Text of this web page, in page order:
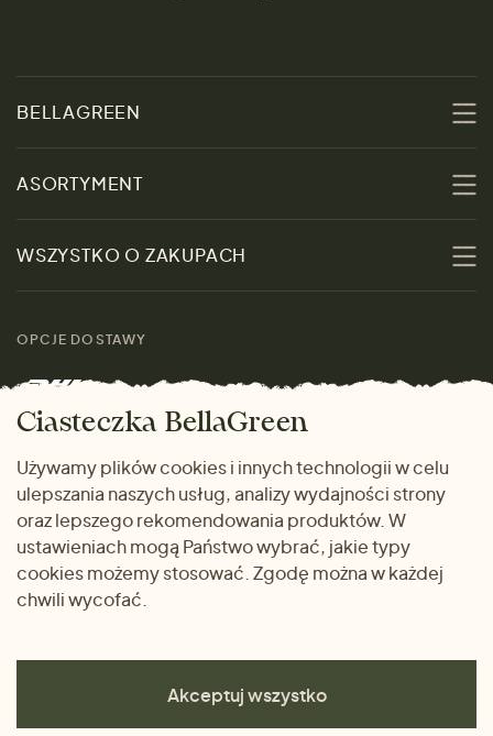
BELLAGREEN
O nas
Zrównoważoność
Skontaktuj się z nami
Marki
ASORTYMENT
Promocje
Kobiety
Mężczyźni
Dom i wnętrze
Prezenty
WSZYSTKO O ZAKUPACH
rozmiarach
Zwrot towaru
Dlaczego warto kupować
u nas
OPCJE DOSTAWY
METODY PŁATNOŚCI
Ciasteczka BellaGreen
Używamy plików cookies i innych technologii w celu
ulepszania naszych usług, analizy wydajności strony
oraz lepszego rekomendowania produktów. W
ustawieniach mogą Państwo wybrać, jakie typy
cookies możemy stosować. Zgodę można w każdej
chwili wycofać.
Akceptuj wszystko